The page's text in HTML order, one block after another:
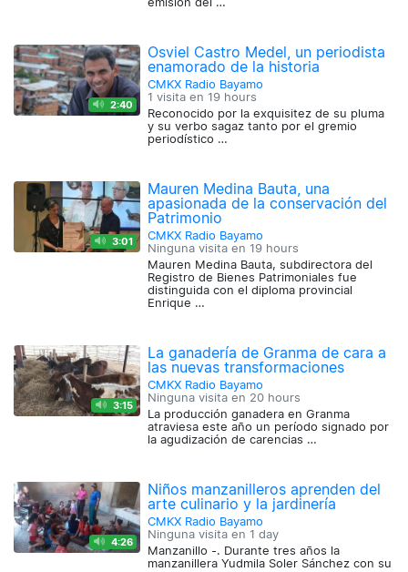
2:40
Osviel Castro Medel, un periodista
enamorado de la historia
CMKX Radio Bayamo
1 visita en 19 hours
Reconocido por la exquisitez de su pluma
y su verbo sagaz tanto por el gremio
periodístico …
3:01
Mauren Medina Bauta, una
apasionada de la conservación del
Patrimonio
CMKX Radio Bayamo
Ninguna visita en 19 hours
Mauren Medina Bauta, subdirectora del
Registro de Bienes Patrimoniales fue
distinguida con el diploma provincial
Enrique …
3:15
La ganadería de Granma de cara a
las nuevas transformaciones
CMKX Radio Bayamo
Ninguna visita en 20 hours
La producción ganadera en Granma
atraviesa este año un período signado por
la agudización de carencias …
4:26
Niños manzanilleros aprenden del
arte culinario y la jardinería
CMKX Radio Bayamo
Ninguna visita en 1 day
Manzanillo -. Durante tres años la
manzanillera Yudmila Soler Sánchez con su